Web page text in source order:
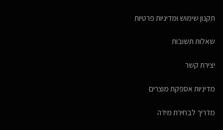
תקנון שימוש ומדיניות פרטיות
שאלות תשובות
יצירת קשר
מדיניות אספקת מוצרים
מדריך לבחירת מידה